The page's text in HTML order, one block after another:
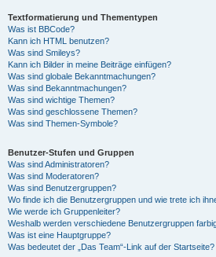
Textformatierung und Thementypen
Was ist BBCode?
Kann ich HTML benutzen?
Was sind Smileys?
Kann ich Bilder in meine Beiträge einfügen?
Was sind globale Bekanntmachungen?
Was sind Bekanntmachungen?
Was sind wichtige Themen?
Was sind geschlossene Themen?
Was sind Themen-Symbole?
Benutzer-Stufen und Gruppen
Was sind Administratoren?
Was sind Moderatoren?
Was sind Benutzergruppen?
Wo finde ich die Benutzergruppen und wie trete ich
Wie werde ich Gruppenleiter?
Weshalb werden verschiedene Benutzergruppen
Was ist eine Hauptgruppe?
Was bedeutet der „Das Team“-Link auf der Startseite?